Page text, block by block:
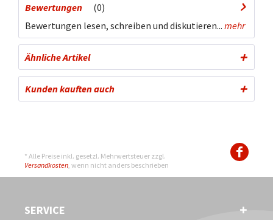
Bewertungen
0
Bewertungen lesen, schreiben und diskutieren... mehr
Ähnliche Artikel
Kunden kauften auch
* Alle Preise inkl. gesetzl. Mehrwertsteuer zzgl.
Versandkosten , wenn nicht anders beschrieben
SERVICE